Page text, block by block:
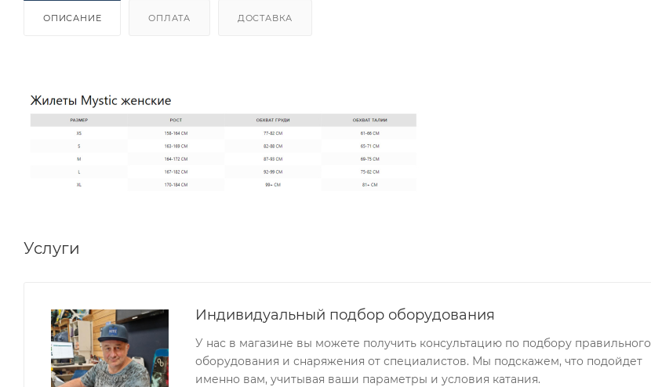
ОПИСАНИЕ ОПЛАТА ДОСТАВКА
Услуги
Индивидуальный подбор оборудования
У нас в магазине вы можете получить консультацию по подбору правильного
оборудования и снаряжения от специалистов. Мы подскажем, что подойдет
именно вам, учитывая ваши параметры и условия катания.